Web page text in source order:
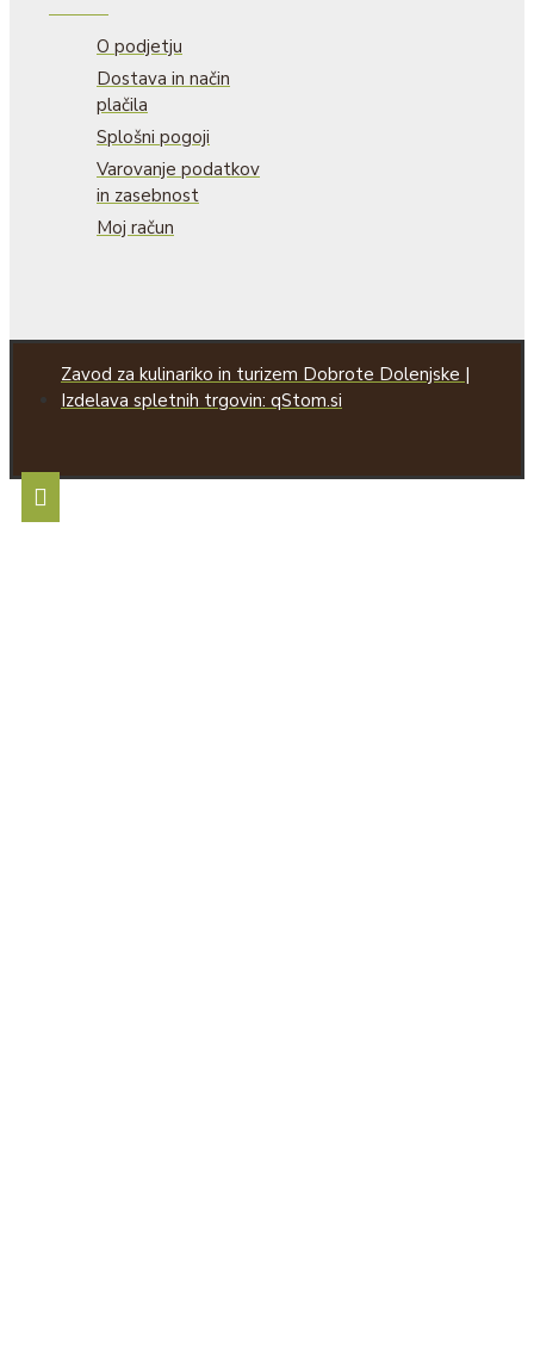
O podjetju
Dostava in način
plačila
Splošni pogoji
Varovanje podatkov
in zasebnost
Moj račun
Zavod za kulinariko in turizem Dobrote Dolenjske |
Izdelava spletnih trgovin: qStom.si